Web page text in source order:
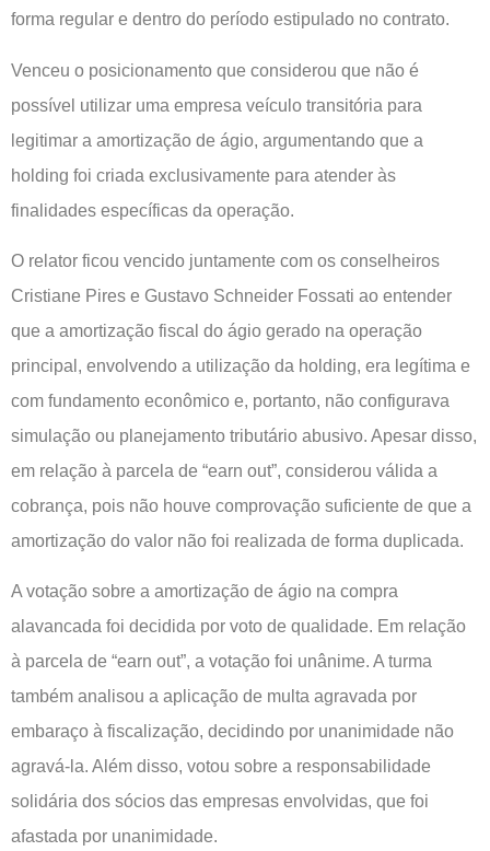
forma regular e dentro do período estipulado no contrato.
Venceu o posicionamento que considerou que não é
possível utilizar uma empresa veículo transitória para
legitimar a amortização de ágio, argumentando que a
holding foi criada exclusivamente para atender às
finalidades específicas da operação.
O relator ficou vencido juntamente com os conselheiros
Cristiane Pires e Gustavo Schneider Fossati ao entender
que a amortização fiscal do ágio gerado na operação
principal, envolvendo a utilização da holding, era legítima e
com fundamento econômico e, portanto, não configurava
simulação ou planejamento tributário abusivo. Apesar disso,
em relação à parcela de “earn out”, considerou válida a
cobrança, pois não houve comprovação suficiente de que a
amortização do valor não foi realizada de forma duplicada.
A votação sobre a amortização de ágio na compra
alavancada foi decidida por voto de qualidade. Em relação
à parcela de “earn out”, a votação foi unânime. A turma
também analisou a aplicação de multa agravada por
embaraço à fiscalização, decidindo por unanimidade não
agravá-la. Além disso, votou sobre a responsabilidade
solidária dos sócios das empresas envolvidas, que foi
afastada por unanimidade.